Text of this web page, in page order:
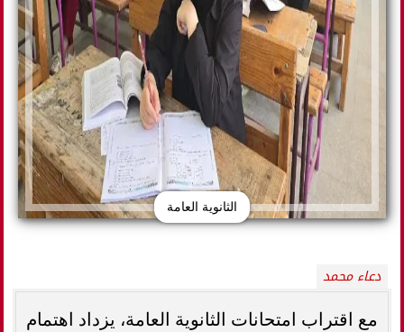
الثانوية العامة
دعاء محمد
مع اقتراب امتحانات الثانوية العامة، يزداد اهتمام